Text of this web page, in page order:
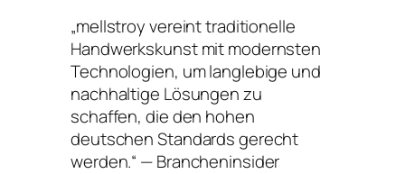
„mellstroy vereint traditionelle
Handwerkskunst mit modernsten
Technologien, um langlebige und
nachhaltige Lösungen zu
schaffen, die den hohen
deutschen Standards gerecht
werden.“ — Brancheninsider